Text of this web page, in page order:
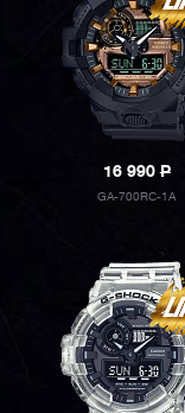
16 990P
GA-700RC-1A